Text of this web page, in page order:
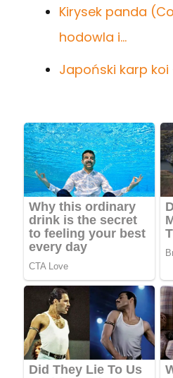
Kirysek panda
hodowla i…
Japoński karp